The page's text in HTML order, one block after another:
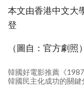
本文由香港中文大
登
（圖自：官方劇照）
韓國好電影推薦《
韓國民主化成功的關鍵